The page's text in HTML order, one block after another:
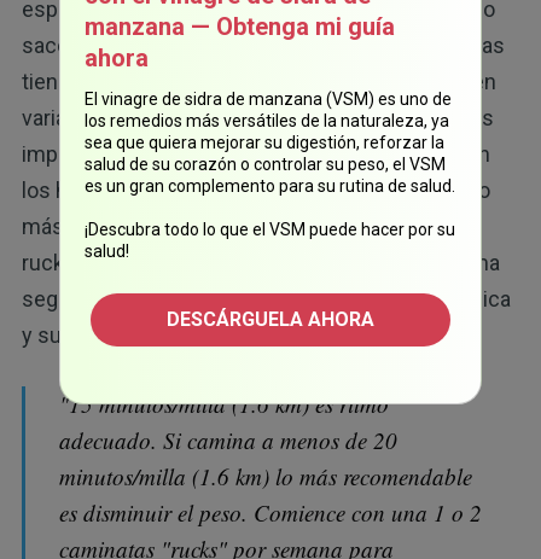
espacios diseñados para llevar placas con peso o
sacos de arena en los lugares adecuados. Algunas
tienen asas o agarraderas para poder cargarlas en
varias posiciones y realizar otros ejercicios.
Es
importante mencionar que, si tiene problemas en
los hombros, el rucking tal vez no sea el ejercicio
más adecuado para usted. Fuera de eso, hacer
rucking un par de veces a la semana es una forma
segura y económica de mejorar su condición física
y su salud. De acuerdo con GoRuck:
18
"15 minutos/milla (1.6 km) es ritmo
adecuado. Si camina a menos de 20
minutos/milla (1.6 km) lo más recomendable
es disminuir el peso. Comience con una 1 o 2
caminatas "rucks" por semana para
manzana — Obtenga mi guía
ahora
El vinagre de sidra de manzana (VSM) es uno de
los remedios más versátiles de la naturaleza, ya
sea que quiera mejorar su digestión, reforzar la
salud de su corazón o controlar su peso, el VSM
es un gran complemento para su rutina de salud.
¡Descubra todo lo que el VSM puede hacer por su
salud!
DESCÁRGUELA AHORA